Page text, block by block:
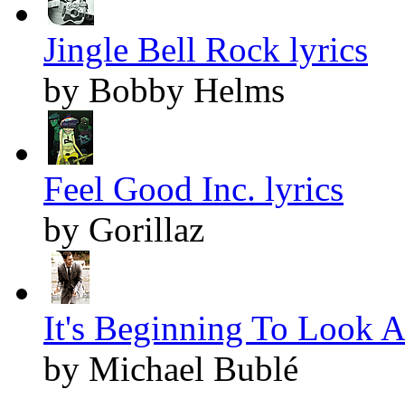
Jingle Bell Rock lyrics
by Bobby Helms
Feel Good Inc. lyrics
by Gorillaz
It's Beginning To Look
by Michael Bublé